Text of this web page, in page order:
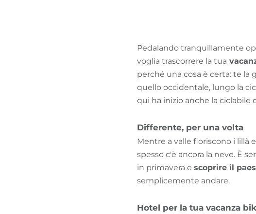
Pedalando tranquillamente
voglia trascorrere la tua
perché una cosa è certa: te la
quello occidentale, lungo la
qui ha inizio anche la ciclabile
Differente, per una volta
Mentre a valle fioriscono i lillà
spesso c'è ancora la neve. È
in primavera e scoprire il
semplicemente andare.
Hotel per la tua vacanza